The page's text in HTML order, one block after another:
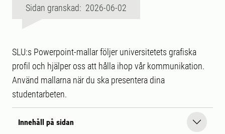
Sidan granskad: 2026-06-02
SLU:s Powerpoint-mallar följer universitetets grafiska
profil och hjälper oss att hålla ihop vår kommunikation.
Använd mallarna när du ska presentera dina
studentarbeten.
Innehåll på sidan